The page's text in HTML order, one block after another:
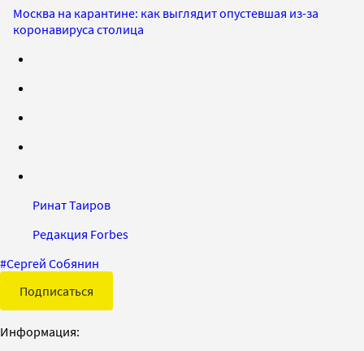
Москва на карантине: как выглядит опустевшая из-за
коронавируса столица
Ринат Таиров
Редакция Forbes
#Сергей Собянин
Подписаться
Информация: